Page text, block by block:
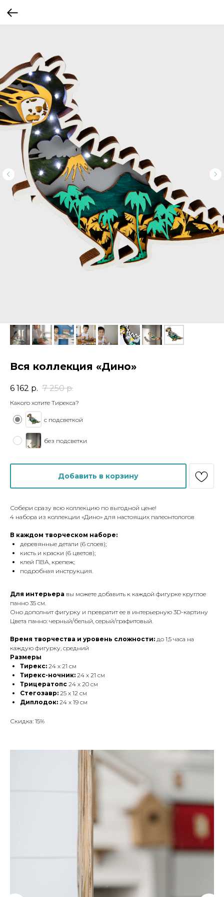
Вся коллекция «Дино»
6 162 р. 7 250 р.
Какого хотите Тирекса?
с подсветкой
без подсветки
Добавить в корзину
Собери сразу всю коллекцию по выгодной цене!
4 набора из коллекции «Дино» для настоящих палеонтологов
В каждом творческом наборе:
деревянные детали (6 слоев);
кисть и краски (6 цветов);
клей ПВА, крепеж;
подробная инструкция.
Для интерьера вы можете добавить к каждой фигурке круглое
панно 35 см.
Оно дополнит фигурку и превратит ее в интерьерную 3D-картину
Цвета панно: черный/белый, серый/графитовый.
Время творчества и уровень сложности: до 1,5 часа на
каждую фигурку, средний
Размеры
Тирекс: 24 х 21 см
Тирекс-ночник: 24 х 21 см
Трицератопс 24 х 20 см
Стегозавр: 25 х 12 см
Диплодок: 24 х 19 см
Скидка: 15%